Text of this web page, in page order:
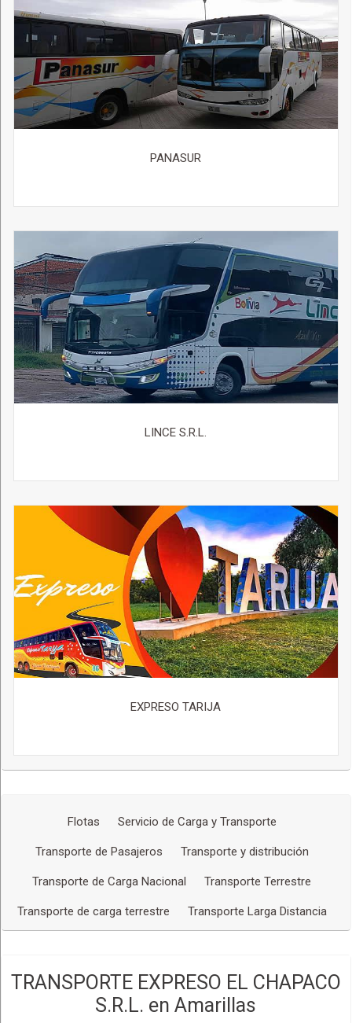
PANASUR
LINCE S.R.L.
EXPRESO TARIJA
Flotas Servicio de Carga y Transporte
Transporte de Pasajeros Transporte y distribución
Transporte de Carga Nacional Transporte Terrestre
Transporte de carga terrestre Transporte Larga Distancia
TRANSPORTE EXPRESO EL CHAPACO
S.R.L. en Amarillas